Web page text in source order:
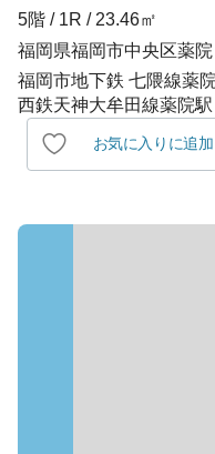
5階 / 1R / 23.46㎡
福岡県福岡市中央区薬院
福岡市地下鉄 七隈線薬
西鉄天神大牟田線薬院駅
お気に入りに追加